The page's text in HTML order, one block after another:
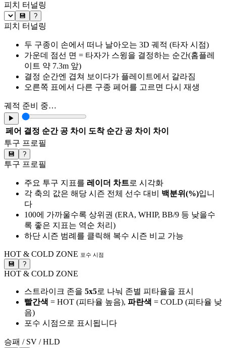
피치 터널링
💾 ?
피치 터널링
두 구종이 손에서 떠나 날아오는 3D 궤적 (타자 시점)
가운데 점선 면 = 타자가 스윙을 결정하는 순간(홈플레
이트 약 7.3m 앞)
결정 순간엔 겹쳐 보이다가 플레이트에서 갈라짐
오른쪽 표에서 다른 구종 페어를 고르면 다시 재생
궤적 준비 중…
▶
페어 결정 순간 공 차이 도착 순간 공 차이
차이
투구 프로필
💾 ?
투구 프로필
주요 투구 지표를 레이더 차트로 시각화
각 축의 값은 해당 시즌 전체 선수 대비 백분위(%)입니
다
100에 가까울수록 상위권 (ERA, WHIP, BB/9 등 낮을수
록 좋은 지표는 역순 처리)
하단 시즌 범례를 클릭해 복수 시즌 비교 가능
HOT & COLD ZONE 포수 시점
💾 ?
HOT & COLD ZONE
스트라이크 존을 5x5로 나눠 존별 피타율을 표시
빨간색 = HOT (피타율 높음), 파란색 = COLD (피타율 낮
음)
포수 시점으로 표시됩니다
승패 / SV / HLD